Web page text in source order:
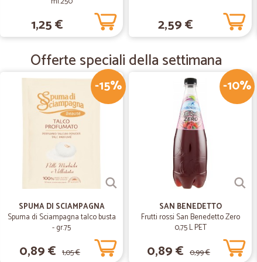
Arrivato tutto in condizioni
Arrivato tutto in condizioni
Donatella T.
Tutto perfetto!!!
Tutto perfetto!!!
Molto puntuali
Molto puntuali, roba buona. :-)
1,25 € 2,59 €
Offerte speciali della settimana
-15%
SPUMA DI SCIAMPAGNA
Spuma di Sciampagna talco busta
- gr.75
0,89 € 1,05 €
-10%
SAN BENEDETTO
Frutti rossi San Benedetto Zero
0,75 L PET
0,89 € 0,99 €